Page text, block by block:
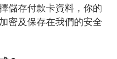
儲存付款卡資料，你的
密及保存在我們的安全